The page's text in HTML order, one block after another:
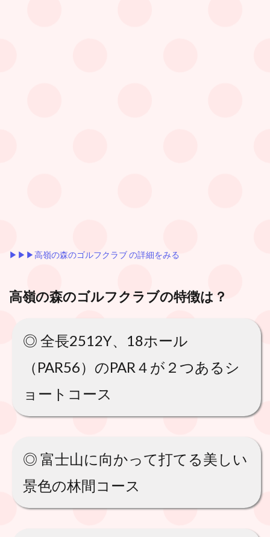
▶︎▶︎▶︎高嶺の森のゴルフクラブ の詳細をみる
高嶺の森のゴルフクラブの特徴は？
◎ 全長2512Y、18ホール
（PAR56）のPAR４が２つあるシ
ョートコース
◎ 富士山に向かって打てる美しい
景色の林間コース